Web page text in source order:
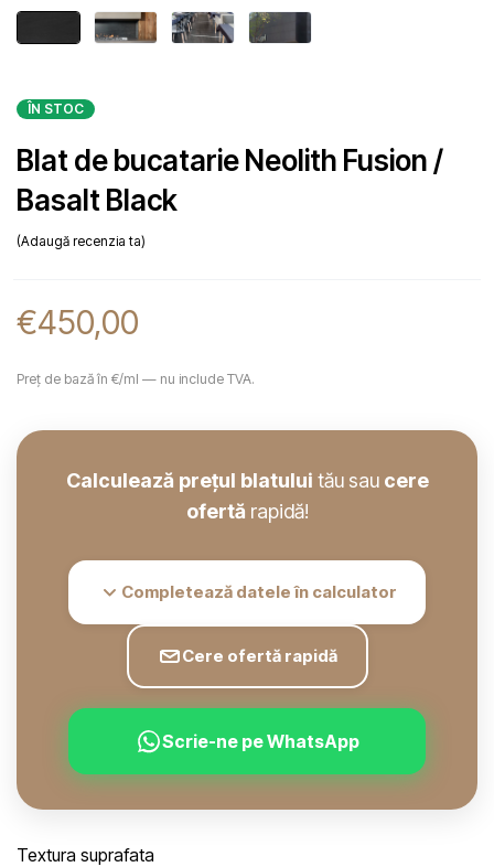
ÎN STOC
Blat de bucatarie Neolith Fusion /
Basalt Black
Adaugă recenzia ta
€450,00
Preț de bază în €/ml — nu include TVA.
Calculează prețul blatului tău sau cere
ofertă rapidă!
Completează datele în calculator
Cere ofertă rapidă
Scrie-ne pe WhatsApp
Textura suprafata